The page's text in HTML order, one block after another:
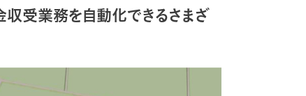
受業務を自動化できるさまざ